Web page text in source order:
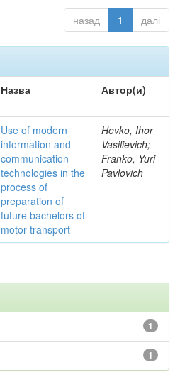
назад 1 далі
Назва Автор(и)
Use of modern
information and
communication
technologies in the
process of
preparation of
future bachelors of
motor transport
Hevko, Ihor
Vasilievich;
Franko, Yuri
Pavlovich
1
1